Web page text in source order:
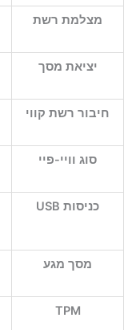
מצלמת רשת
יציאת מסך
חיבור רשת קווי
סוג וויי-פיי
כניסות USB
מסך מגע
TPM